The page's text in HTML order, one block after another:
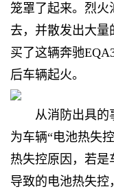
笼罩了起来。烈
去，并散发出大量
买了这辆奔驰
后车辆起火。
从消防出具的
为车辆“电池热失
热失控原因，若
导致的电池热失控